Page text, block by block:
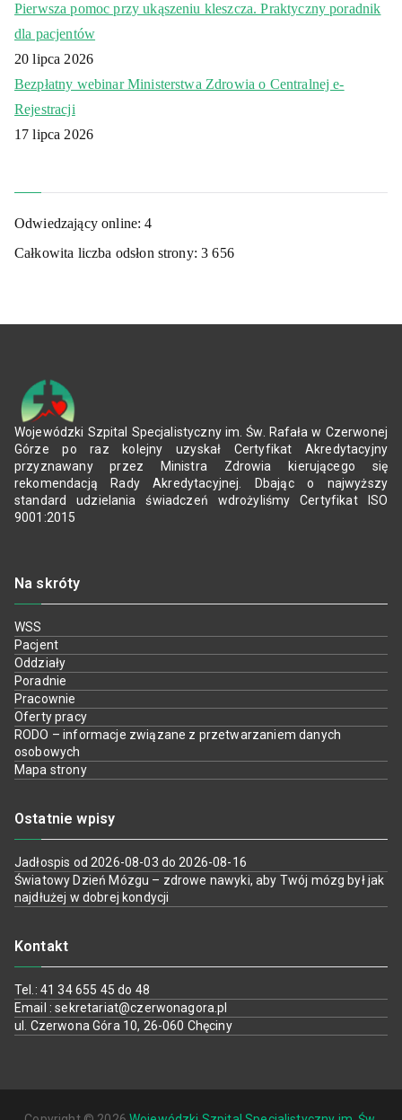
Pierwsza pomoc przy ukąszeniu kleszcza. Praktyczny poradnik
dla pacjentów
20 lipca 2026
Bezpłatny webinar Ministerstwa Zdrowia o Centralnej e-
Rejestracji
17 lipca 2026
Odwiedzający online:4
Całkowita liczba odsłon strony:3 656
Wojewódzki Szpital Specjalistyczny im. Św. Rafała w Czerwonej
Górze po raz kolejny uzyskał Certyfikat Akredytacyjny
przyznawany przez Ministra Zdrowia kierującego się
rekomendacją Rady Akredytacyjnej. Dbając o najwyższy
standard udzielania świadczeń wdrożyliśmy Certyfikat ISO
9001:2015
Na skróty
WSS
Pacjent
Oddziały
Poradnie
Pracownie
Oferty pracy
RODO – informacje związane z przetwarzaniem danych
osobowych
Mapa strony
Ostatnie wpisy
Jadłospis od 2026-08-03 do 2026-08-16
Światowy Dzień Mózgu – zdrowe nawyki, aby Twój mózg był jak
najdłużej w dobrej kondycji
Kontakt
Tel.: 41 34 655 45 do 48
Email : sekretariat@czerwonagora.pl
ul. Czerwona Góra 10, 26-060 Chęciny